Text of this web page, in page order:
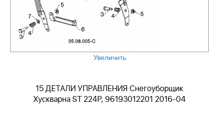
Увеличить
15 ДЕТАЛИ УПРАВЛЕНИЯ Снегоуборщик
Хускварна ST 224P, 96193012201 2016-04